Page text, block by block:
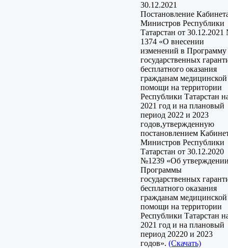
30.12.2021
Постановление
Министров Республики
Татарстан от
1374 «О внесении
изменений в Программу
государственных
бесплатного оказания
гражданам медицинской
помощи на территории
Республики Татарстан
2021 год и на плановый
период 2022 и 2023
годов,утвержденную
постановлением
Министров Республики
Татарстан от 30.12.2020
№1239 «Об
Программы
государственных
бесплатного оказания
гражданам медицинской
помощи на территории
Республики Татарстан
2021 год и на плановый
период 20220 и 2023
годов». (Скачать)